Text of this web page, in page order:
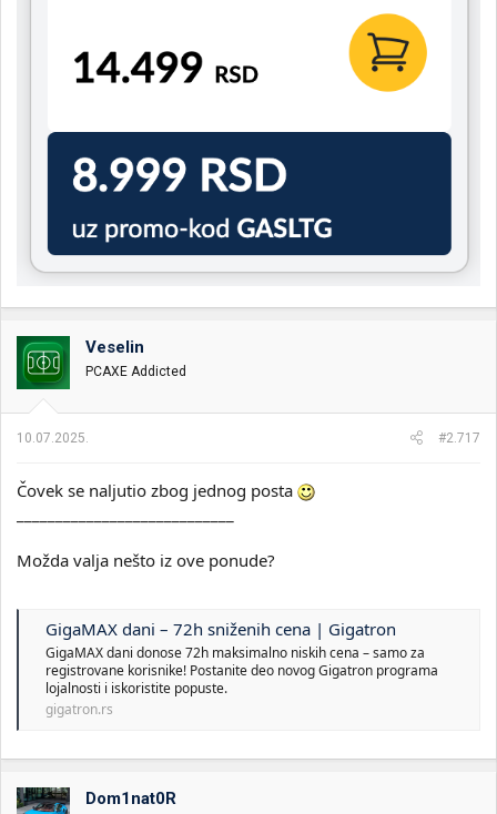
Veselin
PCAXE Addicted
10.07.2025. #2.717
Čovek se naljutio zbog jednog posta
Možda valja nešto iz ove ponude?
GigaMAX dani – 72h sniženih cena | Gigatron
GigaMAX dani donose 72h maksimalno niskih cena – samo za
registrovane korisnike! Postanite deo novog Gigatron programa
lojalnosti i iskoristite popuste.
gigatron.rs
Dom1nat0R